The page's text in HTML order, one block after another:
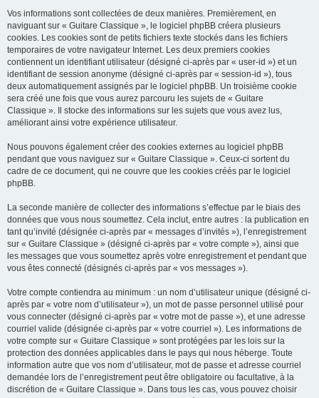
Vos informations sont collectées de deux manières. Premièrement, en
naviguant sur « Guitare Classique », le logiciel phpBB créera plusieurs
cookies. Les cookies sont de petits fichiers texte stockés dans les fichiers
temporaires de votre navigateur Internet. Les deux premiers cookies
contiennent un identifiant utilisateur (désigné ci-après par « user-id ») et un
identifiant de session anonyme (désigné ci-après par « session-id »), tous
deux automatiquement assignés par le logiciel phpBB. Un troisième cookie
sera créé une fois que vous aurez parcouru les sujets de « Guitare
Classique ». Il stocke des informations sur les sujets que vous avez lus,
améliorant ainsi votre expérience utilisateur.
Nous pouvons également créer des cookies externes au logiciel phpBB
pendant que vous naviguez sur « Guitare Classique ». Ceux-ci sortent du
cadre de ce document, qui ne couvre que les cookies créés par le logiciel
phpBB.
La seconde manière de collecter des informations s’effectue par le biais des
données que vous nous soumettez. Cela inclut, entre autres : la publication en
tant qu’invité (désignée ci-après par « messages d’invités »), l’enregistrement
sur « Guitare Classique » (désigné ci-après par « votre compte »), ainsi que
les messages que vous soumettez après votre enregistrement et pendant que
vous êtes connecté (désignés ci-après par « vos messages »).
Votre compte contiendra au minimum : un nom d’utilisateur unique (désigné ci-
après par « votre nom d’utilisateur »), un mot de passe personnel utilisé pour
vous connecter (désigné ci-après par « votre mot de passe »), et une adresse
courriel valide (désignée ci-après par « votre courriel »). Les informations de
votre compte sur « Guitare Classique » sont protégées par les lois sur la
protection des données applicables dans le pays qui nous héberge. Toute
information autre que vos nom d’utilisateur, mot de passe et adresse courriel
demandée lors de l’enregistrement peut être obligatoire ou facultative, à la
discrétion de « Guitare Classique ». Dans tous les cas, vous pouvez choisir